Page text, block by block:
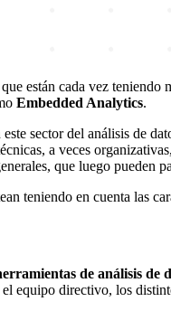
que están cada vez teniendo
Embedded Analytics.
sector del análisis de
a veces
que luego pueden
teniendo en cuenta las
de análisis de
equipo directivo, los